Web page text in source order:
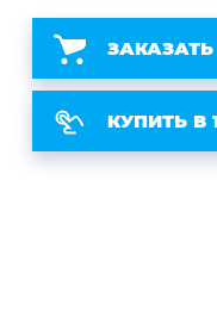
ЗАКАЗАТЬ
КУПИТЬ В